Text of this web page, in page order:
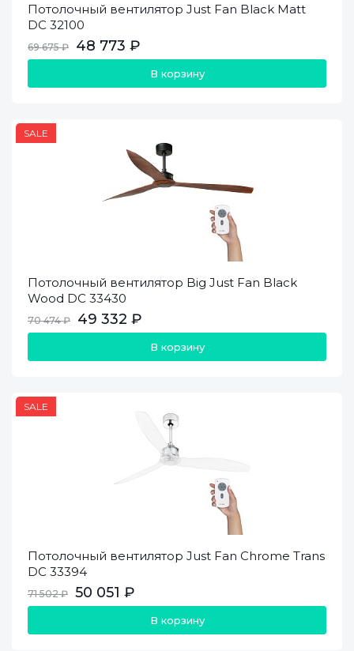
Потолочный вентилятор Just Fan Black Matt
DC 32100
69 675 ₽ 48 773 ₽
В корзину
SALE
Потолочный вентилятор Big Just Fan Black
Wood DC 33430
70 474 ₽ 49 332 ₽
В корзину
SALE
Потолочный вентилятор Just Fan Chrome Trans
DC 33394
71 502 ₽ 50 051 ₽
В корзину